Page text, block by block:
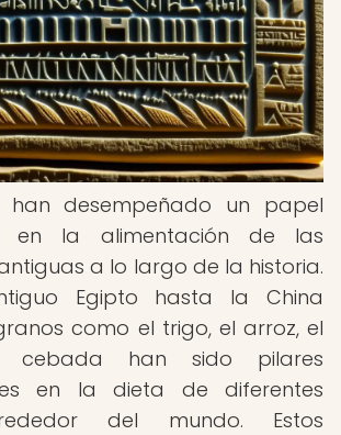
han desempeñado un papel
en la alimentación de las
a lo largo de la historia.
Egipto hasta la China
como el trigo, el arroz, el
han sido pilares
en la dieta de diferentes
del mundo. Estos